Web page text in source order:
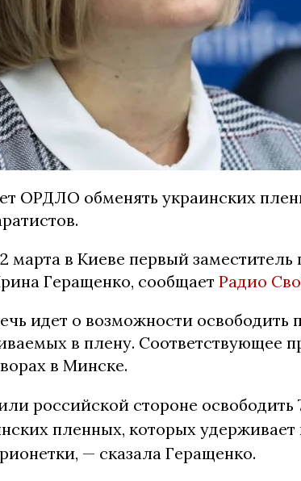
ОРДЛО обменять украинских
марта в Киеве первый заместитель
Геращенко, сообщает Радио
идет о возможности освободить
в плену. Соответствующее
в Минске.
российской стороне освободить
пленных, которых
— сказала Геращенко.